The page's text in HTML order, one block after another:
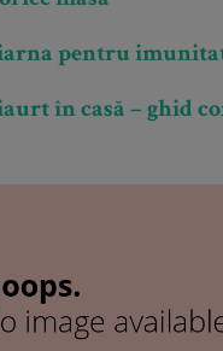
pentru
în casă – ghid